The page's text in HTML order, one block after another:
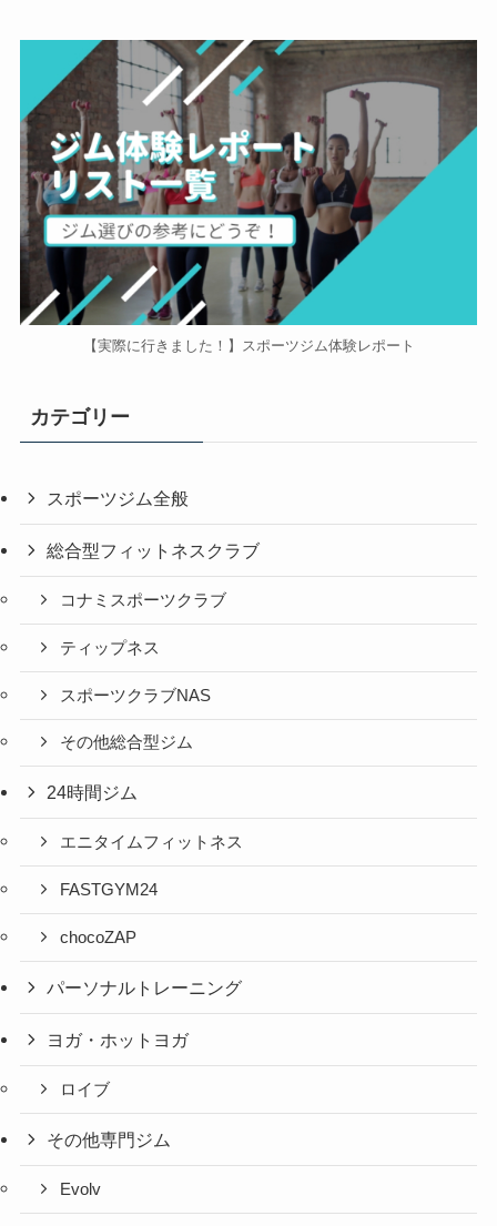
【実際に行きました！】スポーツジム体験レポート
カテゴリー
スポーツジム全般
総合型フィットネスクラブ
コナミスポーツクラブ
ティップネス
スポーツクラブNAS
その他総合型ジム
24時間ジム
エニタイムフィットネス
FASTGYM24
chocoZAP
パーソナルトレーニング
ヨガ・ホットヨガ
ロイブ
その他専門ジム
Evolv